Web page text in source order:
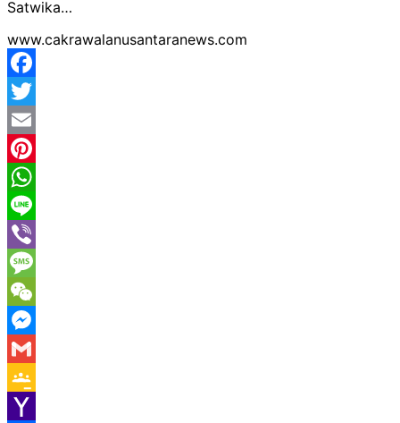
Satwika…
www.cakrawalanusantaranews.com
Facebook
Twitter
Email
Pinterest
WhatsApp
Line
Viber
Message
WeChat
Messenger
Gmail
Google